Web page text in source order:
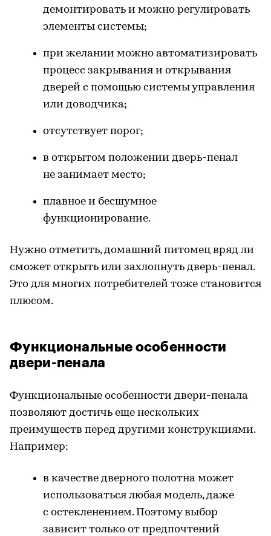
демонтировать и можно регулировать
элементы системы;
при желании можно автоматизировать
процесс закрывания и открывания
дверей с помощью системы управления
или доводчика;
отсутствует порог;
в открытом положении дверь-пенал
не занимает место;
плавное и бесшумное
функционирование.
Нужно отметить, домашний питомец вряд ли
сможет открыть или захлопнуть дверь-пенал.
Это для многих потребителей тоже становится
плюсом.
Функциональные особенности
двери-пенала
Функциональные особенности двери-пенала
позволяют достичь еще нескольких
преимуществ перед другими конструкциями.
Например:
в качестве дверного полотна может
использоваться любая модель, даже
с остекленением. Поэтому выбор
зависит только от предпочтений